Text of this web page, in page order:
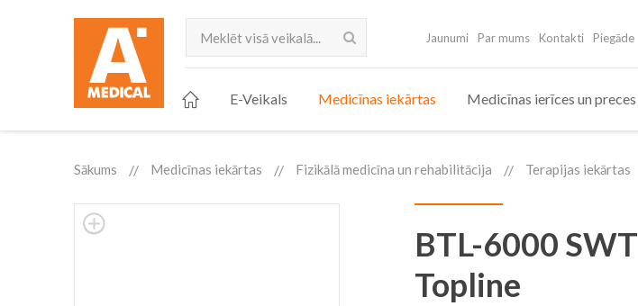
Meklēt
Jaunumi Par mums Kontakti Piegāde
E-Veikals Medicīnas iekārtas Medicīnas ierīces un preces
Sākums Medicīnas iekārtas Fizikālā medicīna un rehabilitācija Terapijas iekārtas
BTL-6000 SWT
Topline
Skip
to